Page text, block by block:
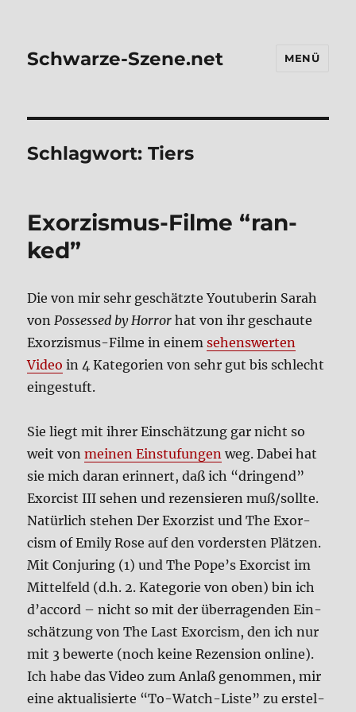
Schwarze-Szene.net MENÜ
Schlagwort:Tiers
Exor­zis­mus-Fil­me “ran­
ked”
Die von mir sehr geschätz­te You­tube­rin Sarah
vonPos­s­es­sed by Hor­ror hat von ihr geschau­te
Exor­zis­mus-Fil­me in einemsehens­wer­ten
Video in 4 Kate­go­rien von sehr gut bis schlecht
ein­ge­stuft.
Sie liegt mit ihrer Ein­schät­zung gar nicht so
weit vonmei­nen Ein­stu­fun­gen weg. Dabei hat
sie mich dar­an erin­nert, daß ich “drin­gend”
Exor­cist III sehen und rezen­sie­ren muß/sollte.
Natür­lich ste­hen Der Exor­zist und The Exor­
cism of Emi­ly Rose auf den vor­der­sten Plät­zen.
Mit Con­ju­ring (1) und The Pope’s Exor­cist im
Mit­tel­feld (d.h. 2. Kate­go­rie von oben) bin ich
d’ac­cord – nicht so mit der über­ra­gen­den Ein­
schät­zung von The Last Exor­cism, den ich nur
mit 3 bewer­te (noch kei­ne Rezen­si­on online).
Ich habe das Video zum Anlaß genom­men, mir
eine aktua­li­sier­te “To-Watch-Liste” zu erstel­